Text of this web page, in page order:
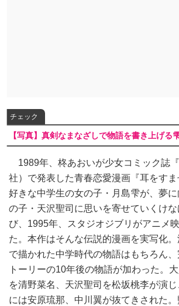
チェック
【写真】真剣なまなざしで物語を書き上げる
1989年、柊あおいが少女コミック誌
社）で発表した青春恋愛漫画『耳をす
好きな中学生の女の子・月島雫が、夢
の子・天沢聖司に思いを寄せていくけ
び、1995年、スタジオジブリがアニメ
た。本作はそんな伝説的漫画を実写化
で描かれた中学時代の物語はもちろん
トーリーの10年後の物語が加わった。
を清野菜名、天沢聖司を松坂桃李が演
には安原琉那、中川翼が抜てきされた